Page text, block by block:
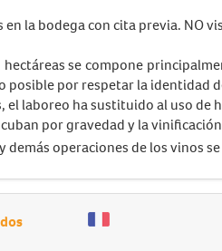
en la bodega con cita previa. NO
hectáreas se compone
posible por respetar la identidad
el laboreo ha sustituido al uso de
por gravedad y la
demás operaciones de los vinos